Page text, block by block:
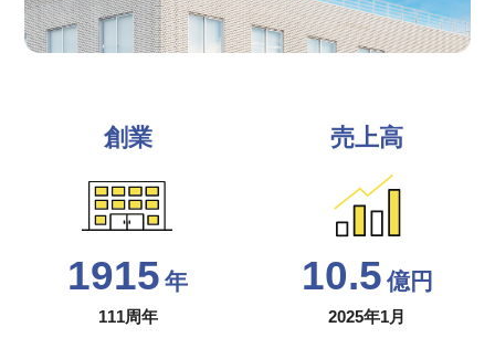
創業
1915 年
111周年
売上高
10.5 億円
2025年1月